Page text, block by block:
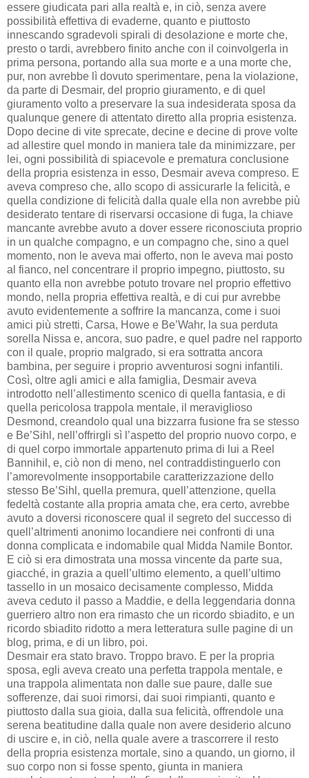
essere giudicata pari alla realtà e, in ciò, senza avere
possibilità effettiva di evaderne, quanto e piuttosto
innescando sgradevoli spirali di desolazione e morte che,
presto o tardi, avrebbero finito anche con il coinvolgerla in
prima persona, portando alla sua morte e a una morte che,
pur, non avrebbe lì dovuto sperimentare, pena la violazione,
da parte di Desmair, del proprio giuramento, e di quel
giuramento volto a preservare la sua indesiderata sposa da
qualunque genere di attentato diretto alla propria esistenza.
Dopo decine di vite sprecate, decine e decine di prove volte
ad allestire quel mondo in maniera tale da minimizzare, per
lei, ogni possibilità di spiacevole e prematura conclusione
della propria esistenza in esso, Desmair aveva compreso. E
aveva compreso che, allo scopo di assicurarle la felicità, e
quella condizione di felicità dalla quale ella non avrebbe più
desiderato tentare di riservarsi occasione di fuga, la chiave
mancante avrebbe avuto a dover essere riconosciuta proprio
in un qualche compagno, e un compagno che, sino a quel
momento, non le aveva mai offerto, non le aveva mai posto
al fianco, nel concentrare il proprio impegno, piuttosto, su
quanto ella non avrebbe potuto trovare nel proprio effettivo
mondo, nella propria effettiva realtà, e di cui pur avrebbe
avuto evidentemente a soffrire la mancanza, come i suoi
amici più stretti, Carsa, Howe e Be’Wahr, la sua perduta
sorella Nissa e, ancora, suo padre, e quel padre nel rapporto
con il quale, proprio malgrado, si era sottratta ancora
bambina, per seguire i proprio avventurosi sogni infantili.
Così, oltre agli amici e alla famiglia, Desmair aveva
introdotto nell’allestimento scenico di quella fantasia, e di
quella pericolosa trappola mentale, il meraviglioso
Desmond, creandolo qual una bizzarra fusione fra se stesso
e Be’Sihl, nell’offrirgli sì l’aspetto del proprio nuovo corpo, e
di quel corpo immortale appartenuto prima di lui a Reel
Bannihil, e, ciò non di meno, nel contraddistinguerlo con
l’amorevolmente insopportabile caratterizzazione dello
stesso Be’Sihl, quella premura, quell’attenzione, quella
fedeltà costante alla propria amata che, era certo, avrebbe
avuto a doversi riconoscere qual il segreto del successo di
quell’altrimenti anonimo locandiere nei confronti di una
donna complicata e indomabile qual Midda Namile Bontor.
E ciò si era dimostrata una mossa vincente da parte sua,
giacché, in grazia a quell’ultimo elemento, a quell’ultimo
tassello in un mosaico decisamente complesso, Midda
aveva ceduto il passo a Maddie, e della leggendaria donna
guerriero altro non era rimasto che un ricordo sbiadito, e un
ricordo sbiadito ridotto a mera letteratura sulle pagine di un
blog, prima, e di un libro, poi.
Desmair era stato bravo. Troppo bravo. E per la propria
sposa, egli aveva creato una perfetta trappola mentale, e
una trappola alimentata non dalle sue paure, dalle sue
sofferenze, dai suoi rimorsi, dai suoi rimpianti, quanto e
piuttosto dalla sua gioia, dalla sua felicità, offrendole una
serena beatitudine dalla quale non avere desiderio alcuno
di uscire e, in ciò, nella quale avere a trascorrere il resto
della propria esistenza mortale, sino a quando, un giorno, il
suo corpo non si fosse spento, giunta in maniera